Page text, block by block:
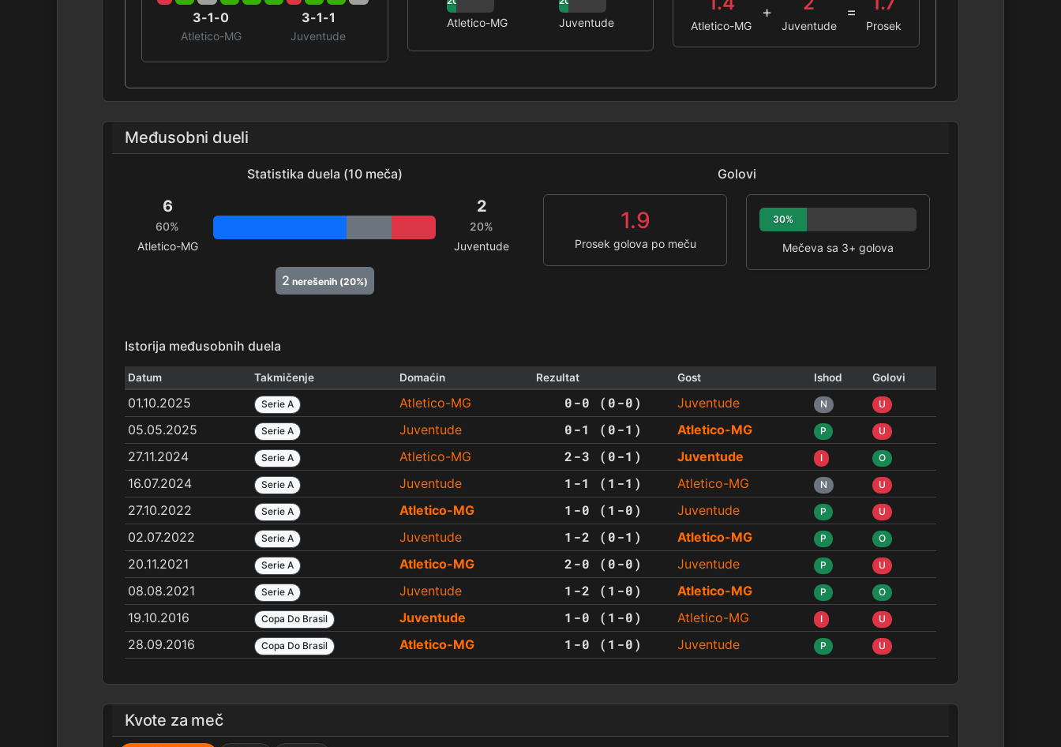
3-1-0
Atletico-MG
3-1-1
Juventude
Atletico-MG Juventude Atletico-MG
+
Juventude
=
Prosek
Međusobni dueli
Statistika duela (10 meča)
6
60%
Atletico-MG
2
20%
Juventude
2 nerešenih (20%)
Golovi
1.9
Prosek golova po meču
30%
Mečeva sa 3+ golova
Istorija međusobnih duela
Datum Takmičenje Domaćin Rezultat Gost Ishod Golovi
01.10.2025 Serie A Atletico-MG 0-0 (0-0) Juventude N U
05.05.2025 Serie A Juventude 0-1 (0-1) Atletico-MG P U
27.11.2024 Serie A Atletico-MG 2-3 (0-1) Juventude I O
16.07.2024 Serie A Juventude 1-1 (1-1) Atletico-MG N U
27.10.2022 Serie A Atletico-MG 1-0 (1-0) Juventude P U
02.07.2022 Serie A Juventude 1-2 (0-1) Atletico-MG P O
20.11.2021 Serie A Atletico-MG 2-0 (0-0) Juventude P U
08.08.2021 Serie A Juventude 1-2 (1-0) Atletico-MG P O
19.10.2016 Copa Do Brasil Juventude 1-0 (1-0) Atletico-MG I U
28.09.2016 Copa Do Brasil Atletico-MG 1-0 (1-0) Juventude P U
Kvote za meč